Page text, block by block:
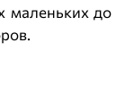
маленьких до